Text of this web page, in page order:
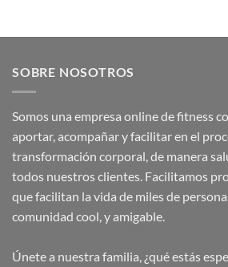
SOBRE NOSOTROS
Somos una empresa online de fitness
aportar, acompañar y facilitar en el
transformación corporal, de manera
todos nuestros clientes. Facilitamos
que facilitan la vida de miles de
comunidad cool, y amigable.
Únete a nuestra familia, ¿qué estás